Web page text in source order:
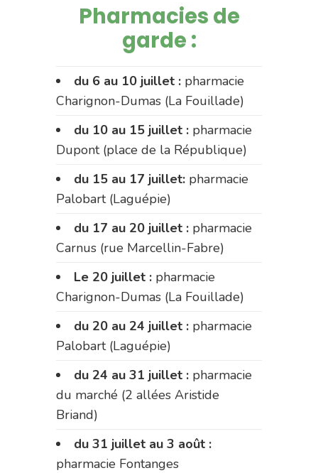
Pharmacies de
garde :
du 6 au 10 juillet : pharmacie
Charignon-Dumas (La Fouillade)
du 10 au 15 juillet : pharmacie
Dupont (place de la République)
du 15 au 17 juillet: pharmacie
Palobart (Laguépie)
du 17 au 20 juillet : pharmacie
Carnus (rue Marcellin-Fabre)
Le 20 juillet : pharmacie
Charignon-Dumas (La Fouillade)
du 20 au 24 juillet : pharmacie
Palobart (Laguépie)
du 24 au 31 juillet : pharmacie
du marché (2 allées Aristide
Briand)
du 31 juillet au 3 août :
pharmacie Fontanges